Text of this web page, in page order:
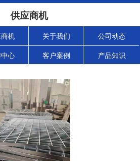
供应商机
机 关于我们 公司动态
心 客户案例 产品知识